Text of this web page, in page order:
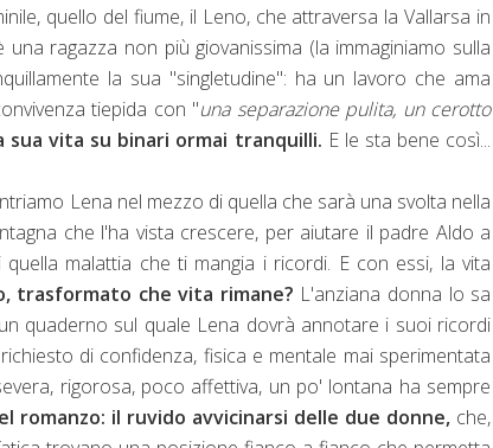
quello del fiume, il Leno, che attraversa la Vallarsa in
ragazza non più giovanissima (la immaginiamo sulla
la sua "singletudine": ha un lavoro che ama
tiepida con "una separazione pulita, un cerotto
sua vita su binari ormai tranquilli. E le sta bene così...
Lena nel mezzo di quella che sarà una svolta nella
che l'ha vista crescere, per aiutare il padre Aldo a
malattia che ti mangia i ricordi. E con essi, la vita
trasformato che vita rimane? L'anziana donna lo sa
quaderno sul quale Lena dovrà annotare i suoi ricordi
di confidenza, fisica e mentale mai sperimentata
rigorosa, poco affettiva, un po' lontana ha sempre
romanzo: il ruvido avvicinarsi delle due donne, che,